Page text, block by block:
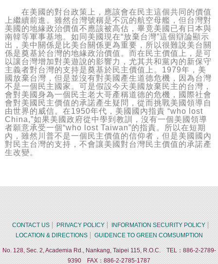
在美國的對台政策上，應該會在民主這個共同的價值
上繼續前進。雖然台灣號稱是不沉的航空母艦，但台灣對
美國的地緣政治價值不應該被高估，畢竟美國已有日本與
南韓等軍事基地。如同美國現在“放棄台灣”這個辯論顯示
出，美中關係是比美台關係更為重要，所以很難說美台關
係是奠基於台灣的地緣政治價值。而在民主價值上，是可
以讓台灣增加對美遊說的影響力，尤其共和黨內的新保守
主義者對台灣的支持是奠基於民主價值上。1979年，美
國放棄台灣，但是並沒有對美國產生道德危機，因為台灣
不是一個民主國家。可是假設今天美國放棄民主的台灣，
會對美國身為一個民主老大哥產稱道德的危機，國際社會
會對美國民主價值的承諾產生疑問，從而挑戰美國領導自
由世界的威信。在1950年代，美國國內指責 “who lost
China,”如果美國政府從中學到教訓，沒有一個美國領導
者願意承受一個“who lost Taiwan”的指責。所以在短期
內，雖然川普不是一個民主價值的信仰者，但是美國國內
對民主台灣的支持，不會讓美國對台灣民主價值的承諾產
生改變。
CONTACT US PRIVACY POLICY
INFORMATION SECURITY POLICY
LOCATION & DIRECTIONS
GUIDENCE TO GREEN COMSUMPTION
No. 128, Sec. 2, Academia Rd., Nankang, Taipei 115, R.O.C. TEL：886-2-2789-
9390 FAX：886-2-2785-1787